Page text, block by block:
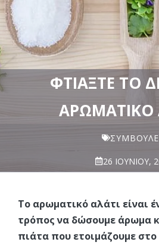
ΦΤΙΆΞΤΕ ΤΟ
ΑΡΩΜΑΤΙΚΌ
26 ΙΟΥΝΊΟΥ,
Το αρωματικό αλάτι είναι
τρόπος να δώσουμε άρωμα
πιάτα που ετοιμάζουμε